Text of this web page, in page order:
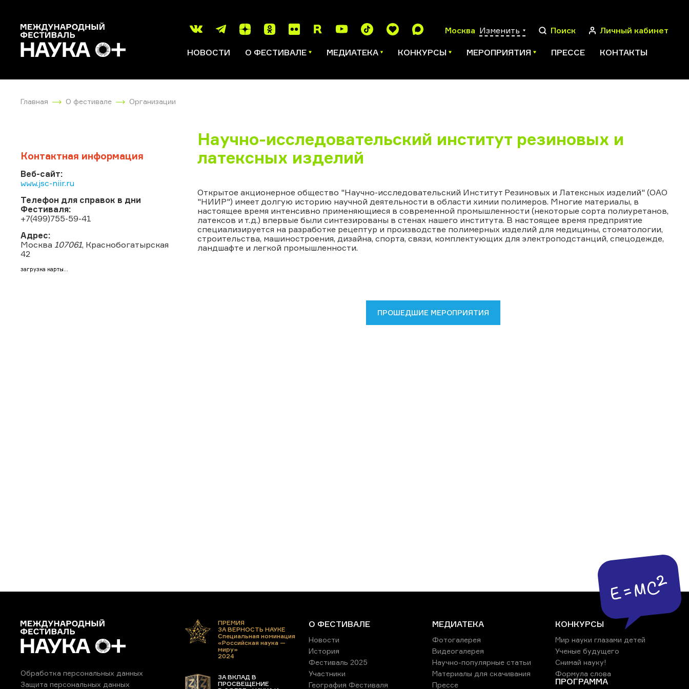
Москва Изменить Поиск Личный кабинет
НОВОСТИ О ФЕСТИВАЛЕ МЕДИАТЕКА КОНКУРСЫ МЕРОПРИЯТИЯ ПРЕССЕ КОНТАКТЫ
Главная О фестивале Организации
Контактная информация
Веб-сайт:
www.jsc-niir.ru
Телефон для справок в дни
Фестиваля:
+7(499)755-59-41
Адрес:
Москва 107061, Краснобогатырская
42
загрузка карты...
Научно-исследовательский институт резиновых и
латексных изделий
Открытое акционерное общество "Научно-исследовательский Институт Резиновых и Латексных изделий" (ОАО
"НИИР") имеет долгую историю научной деятельности в области химии полимеров. Многие материалы, в
настоящее время интенсивно применяющиеся в современной промышленности (некоторые сорта полиуретанов,
латексов и т.д.) впервые были синтезированы в стенах нашего института. В настоящее время предприятие
специализируется на разработке рецептур и производстве полимерных изделий для медицины, стоматологии,
строительства, машиностроения, дизайна, спорта, связи, комплектующих для электроподстанций, спецодежде,
ландшафте и легкой промышленности.
ПРОШЕДШИЕ МЕРОПРИЯТИЯ
Обработка персональных данных
Защита персональных данных
ПРЕМИЯ
ЗА ВЕРНОСТЬ НАУКЕ
Специальная номинация
«Российская наука —
миру»
2024
ЗА ВКЛАД В
ПРОСВЕЩЕНИЕ
О ФЕСТИВАЛЕ
Новости
История
Фестиваль 2025
Участники
География Фестиваля
МЕДИАТЕКА
Фотогалерея
Видеогалерея
Научно-популярные статьи
Материалы для скачивания
Прессе
КОНКУРСЫ
Мир науки глазами детей
Ученые будущего
Снимай науку!
Формула слова
ПРОГРАММА